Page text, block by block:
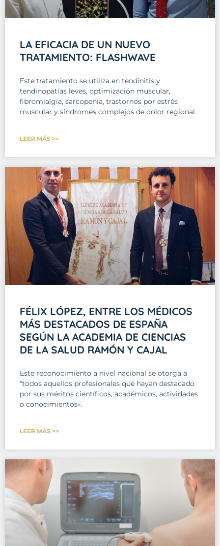
LA EFICACIA DE UN NUEVO
TRATAMIENTO: FLASHWAVE
Este tratamiento se utiliza en tendinitis y
tendinopatías leves, optimización muscular,
fibromialgia, sarcopenia, trastornos por estrés
muscular y síndromes complejos de dolor regional.
LEER MÁS >>
FÉLIX LÓPEZ, ENTRE LOS MÉDICOS
MÁS DESTACADOS DE ESPAÑA
SEGÚN LA ACADEMIA DE CIENCIAS
DE LA SALUD RAMÓN Y CAJAL
Este reconocimiento a nivel nacional se otorga a
“todos aquellos profesionales que hayan destacado
por sus méritos científicos, académicos, actividades
o conocimientos».
LEER MÁS >>